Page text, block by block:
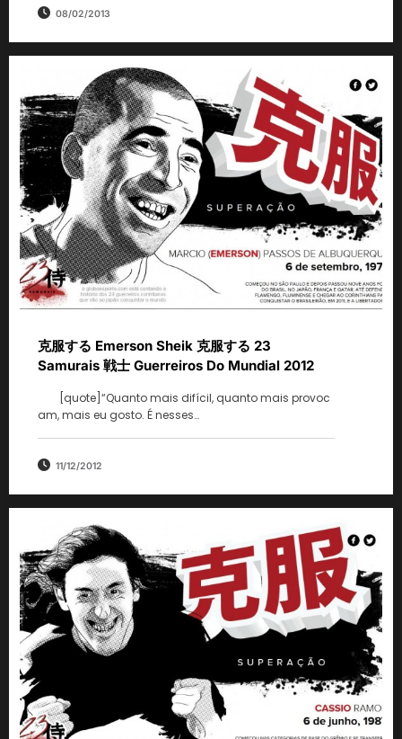
08/02/2013
克服する Emerson Sheik 克服する 23
Samurais 戦士 Guerreiros Do Mundial 2012
[quote]“Quanto mais difícil, quanto mais provoc
am, mais eu gosto. É nesses…
11/12/2012